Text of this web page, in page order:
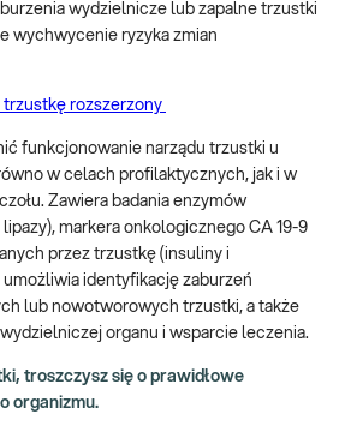
wydzielnicze lub zapalne trzustki
wychwycenie ryzyka zmian
trzustkę rozszerzony
funkcjonowanie narządu trzustki u
w celach profilaktycznych, jak i w
Zawiera badania enzymów
markera onkologicznego CA 19-9
przez trzustkę (insuliny i
identyfikację zaburzeń
lub nowotworowych trzustki, a także
organu i wsparcie leczenia.
troszczysz się o prawidłowe
organizmu.